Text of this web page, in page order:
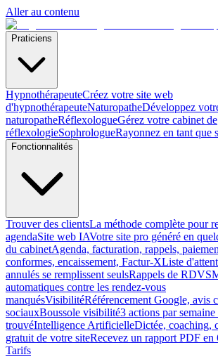
Aller au contenu
Praticiens
HypnothérapeuteCréez votre site web
d'hypnothérapeuteNaturopatheDéveloppez
naturopatheRéflexologueGérez votre cabinet de
réflexologieSophrologueRayonnez en tant que
Fonctionnalités
Trouver des clientsLa méthode complète pour
agendaSite web IAVotre site pro généré en
du cabinetAgenda, facturation, rappels,
conformes, encaissement, Factur-XListe
annulés se remplissent seulsRappels de RDV
automatiques contre les rendez-vous
manquésVisibilitéRéférencement Google, avis
sociauxBoussole visibilité3 actions par
trouvéIntelligence ArtificielleDictée, coaching,
gratuit de votre siteRecevez un rapport PDF en
Tarifs